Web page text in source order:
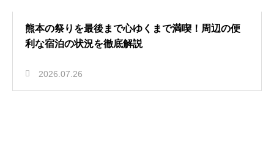
熊本の祭りを最後まで心ゆくまで満喫！周辺の便
利な宿泊の状況を徹底解説
2026.07.26